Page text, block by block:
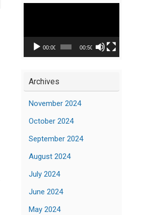
00:00 00:50
Archives
November 2024
October 2024
September 2024
August 2024
July 2024
June 2024
May 2024